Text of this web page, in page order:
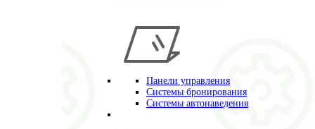
Панели управления
Системы бронирования
Системы автонаведения